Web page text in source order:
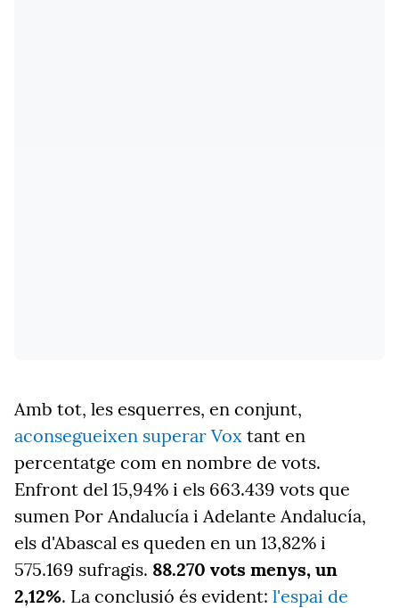
Amb tot, les esquerres, en conjunt,
aconsegueixen superar Vox tant en
percentatge com en nombre de vots.
Enfront del 15,94% i els 663.439 vots que
sumen Por Andalucía i Adelante Andalucía,
els d'Abascal es queden en un 13,82% i
575.169 sufragis. 88.270 vots menys, un
2,12%. La conclusió és evident: l'espai de